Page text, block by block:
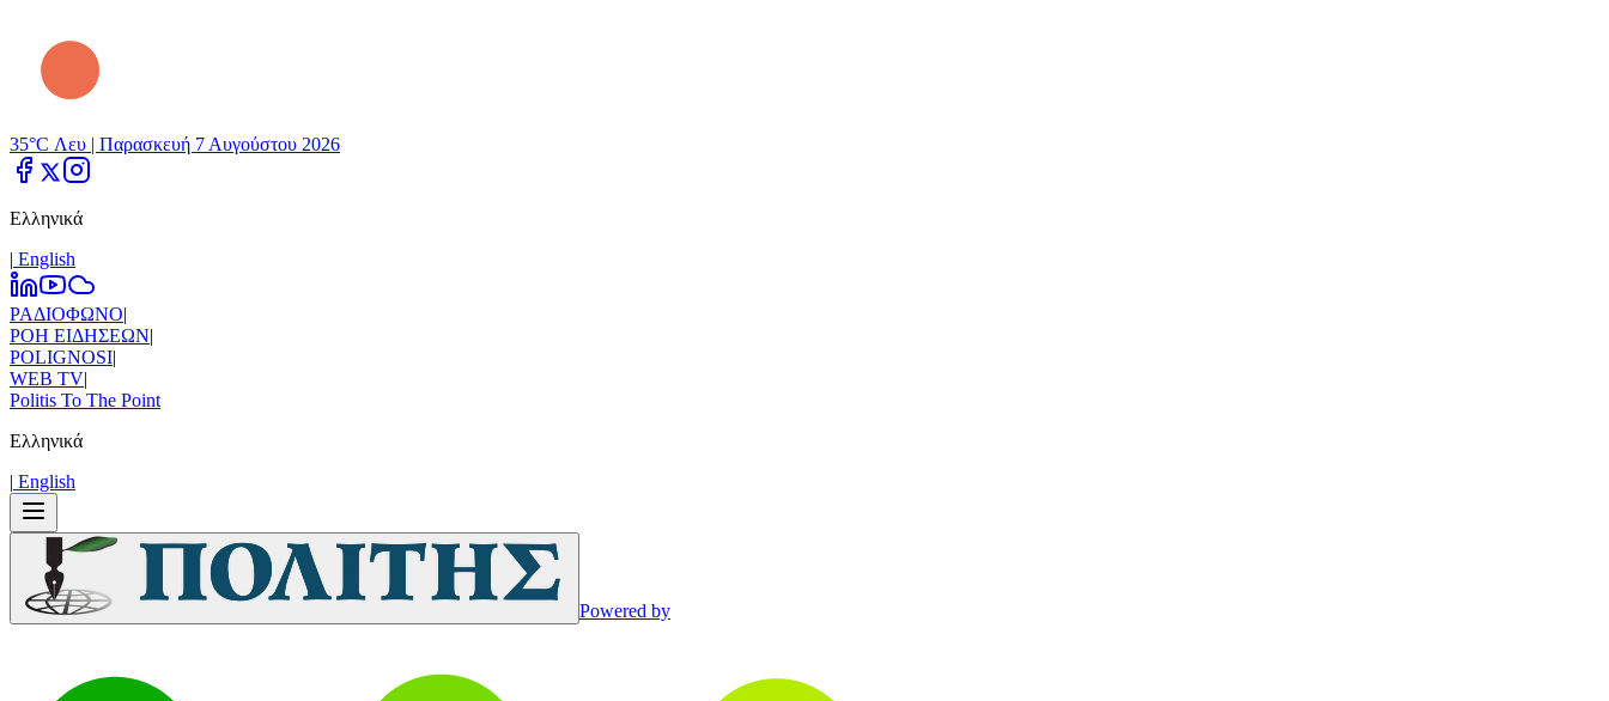
35°C Λευ | Παρασκευή 7 Αυγούστου 2026
Ελληνικά
| Εnglish
ΡΑΔΙΟΦΩΝΟ|
ΡΟΗ ΕΙΔΗΣΕΩΝ|
POLIGNOSI|
WEB TV|
Politis To The Point
Ελληνικά
| Εnglish
Powered by